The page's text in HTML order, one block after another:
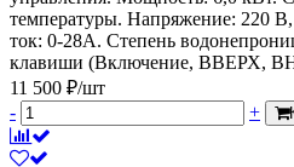
температуры. Напряжение: 220
ток: 0-28А. Степень
клавиши (Включение, ВВЕРХ,
11 500 ₽/шт
-
+